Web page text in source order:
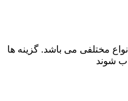
مختلفی می باشد. گزینه ها
شوند